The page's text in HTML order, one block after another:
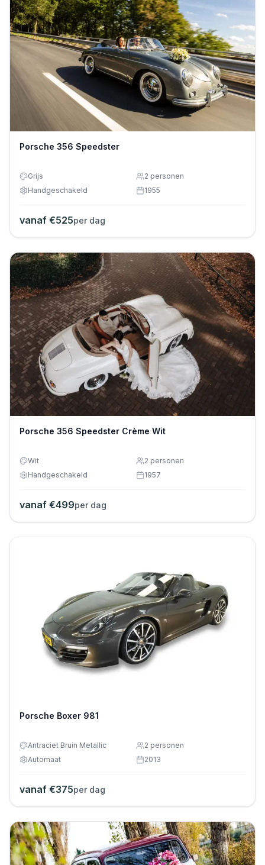
Porsche 356 Speedster
Grijs 2 personen
Handgeschakeld
1955
vanaf €525per dag
Porsche 356 Speedster Crème Wit
Wit 2 personen
Handgeschakeld
1957
vanaf €499per dag
Porsche Boxer 981
Antraciet Bruin Metallic 2 personen
Automaat
2013
vanaf €375per dag